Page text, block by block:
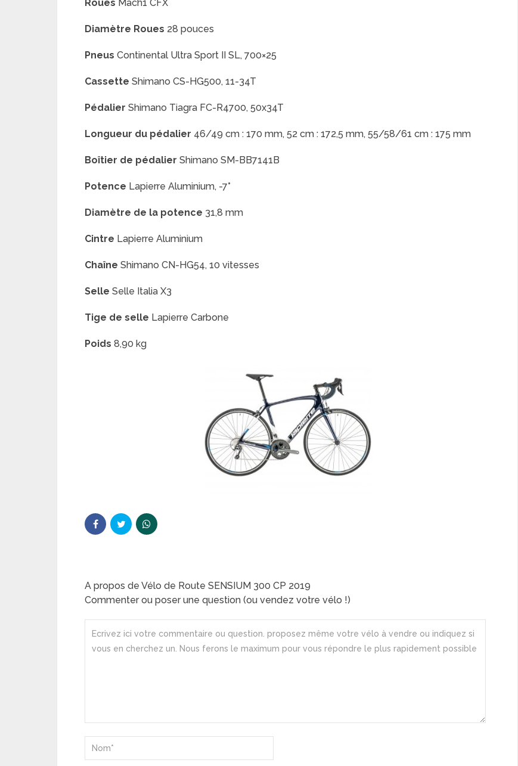
Roues Mach1 CFX
Diamètre Roues 28 pouces
Pneus Continental Ultra Sport II SL, 700×25
Cassette Shimano CS-HG500, 11-34T
Pédalier Shimano Tiagra FC-R4700, 50x34T
Longueur du pédalier 46/49 cm : 170 mm, 52 cm : 172,5 mm, 55/58/61 cm : 175 mm
Boîtier de pédalier Shimano SM-BB7141B
Potence Lapierre Aluminium, -7°
Diamètre de la potence 31,8 mm
Cintre Lapierre Aluminium
Chaîne Shimano CN-HG54, 10 vitesses
Selle Selle Italia X3
Tige de selle Lapierre Carbone
Poids 8,90 kg
A propos de Vélo de Route SENSIUM 300 CP 2019
Commenter ou poser une question (ou vendez votre vélo !)